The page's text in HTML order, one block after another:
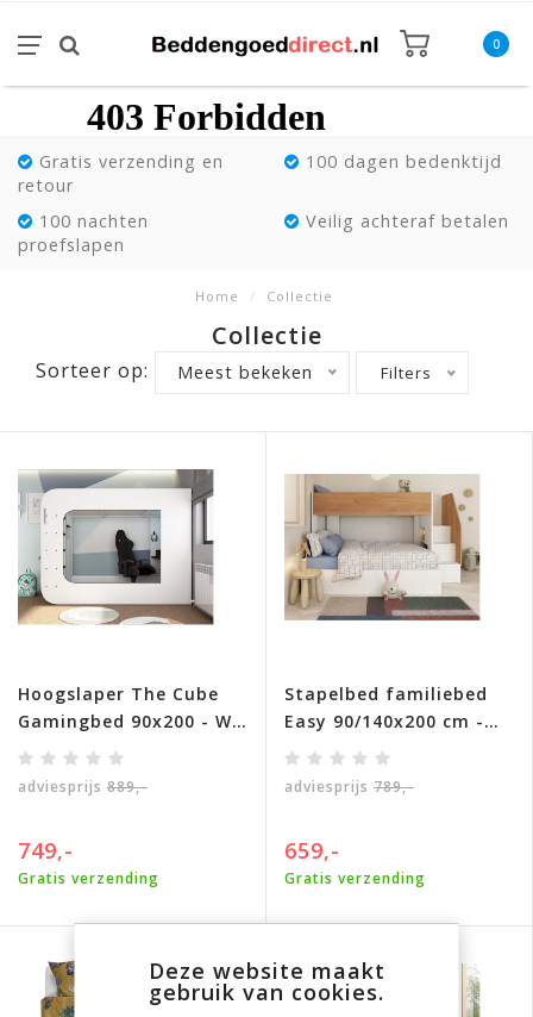
0
Gratis verzending en
retour
100 dagen bedenktijd
100 nachten
proefslapen
Veilig achteraf betalen
Home / Collectie
Collectie
Sorteer op: Meest bekeken Filters
Hoogslaper The Cube
Gamingbed 90x200 - Wit
en Antraciet
adviesprijs 889,-
749,-
Gratis verzending
Stapelbed familiebed
Easy 90/140x200 cm -
Eikenkleur
adviesprijs 789,-
659,-
Gratis verzending
Deze website maakt
gebruik van cookies.